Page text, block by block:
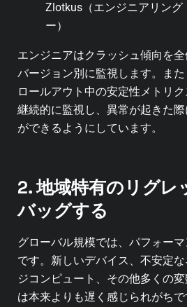
Zlotkus（エンジニアリング
ー）
エンジニアはクラッシュ傾向を全
バージョン別に監視します。また
ロールアウト中の安定性メトリ
継続的に監視し、異常が起きた
ができるようにしています。
2. 地域特有のリグレ
バッグする
グローバル規模では、パフォー
です。新しいデバイス、不安定
ジコンピュート、その他多くの
は本来よりも遅く感じられがち